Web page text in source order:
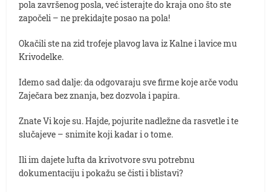
pola završenog posla, već isterajte do kraja ono što ste
započeli – ne prekidajte posao na pola!
Okačili ste na zid trofeje plavog lava iz Kalne i lavice mu
Krivodelke.
Idemo sad dalje: da odgovaraju sve firme koje arče vodu
Zaječara bez znanja, bez dozvola i papira.
Znate Vi koje su. Hajde, pojurite nadležne da rasvetle i te
slučajeve – snimite koji kadar i o tome.
Ili im dajete lufta da krivotvore svu potrebnu
dokumentaciju i pokažu se čisti i blistavi?